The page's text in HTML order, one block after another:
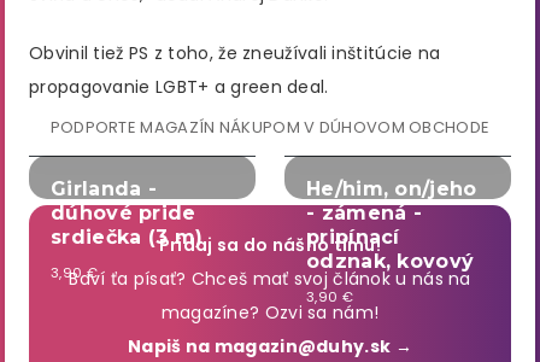
Obvinil tiež PS z toho, že zneužívali inštitúcie na
propagovanie LGBT+ a green deal.
PODPORTE MAGAZÍN NÁKUPOM V DÚHOVOM OBCHODE
Girlanda -
dúhové pride
srdiečka (3 m)
3,90 €
He/him, on/jeho
- zámená -
pripínací
odznak, kovový
3,90 €
Pridaj sa do nášho tímu!
Baví ťa písať? Chceš mať svoj článok u nás na
magazíne? Ozvi sa nám!
Napiš na magazin@duhy.sk →